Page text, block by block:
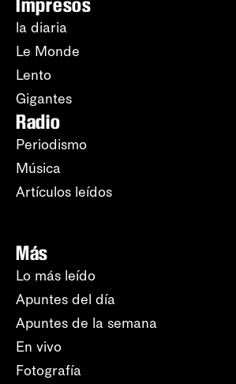
la diaria
Le Monde
Lento
Gigantes
Radio
Periodismo
Música
Artículos leídos
Más
Lo más leído
Apuntes del día
Apuntes de la semana
En vivo
Fotografía